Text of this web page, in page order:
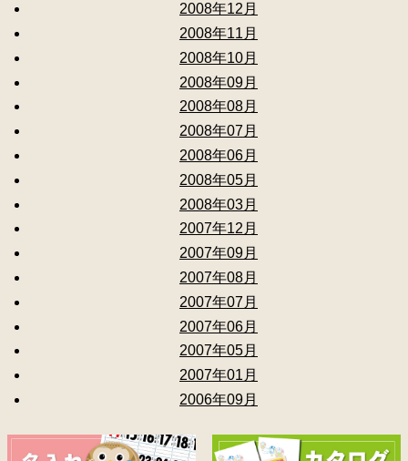
2008年12月
2008年11月
2008年10月
2008年09月
2008年08月
2008年07月
2008年06月
2008年05月
2008年03月
2007年12月
2007年09月
2007年08月
2007年07月
2007年06月
2007年05月
2007年01月
2006年09月